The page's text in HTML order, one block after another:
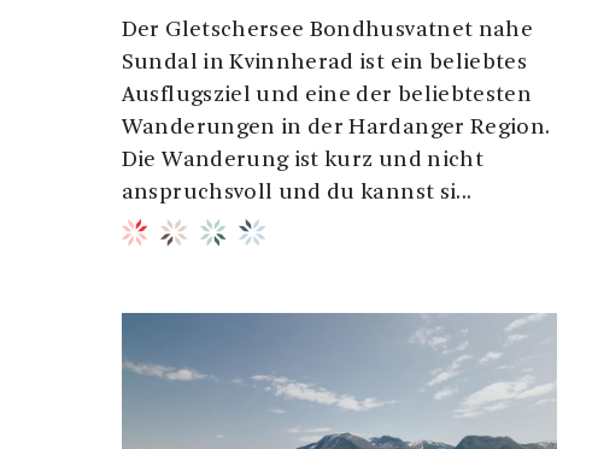
Der Gletschersee Bondhusvatnet nahe
Sundal in Kvinnherad ist ein beliebtes
Ausflugsziel und eine der beliebtesten
Wanderungen in der Hardanger Region.
Die Wanderung ist kurz und nicht
anspruchsvoll und du kannst si...